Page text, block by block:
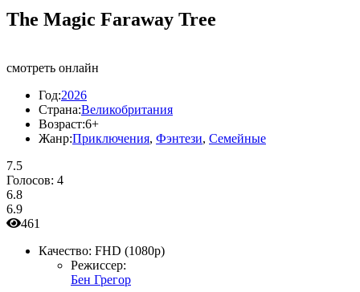
The Magic Faraway Tree
смотреть онлайн
Год:2026
Страна:Великобритания
Возраст:6+
Жанр:Приключения, Фэнтези, Семейные
7.5
Голосов: 4
6.8
6.9
461
Качество: FHD (1080p)
Режиссер:
Бен Грегор